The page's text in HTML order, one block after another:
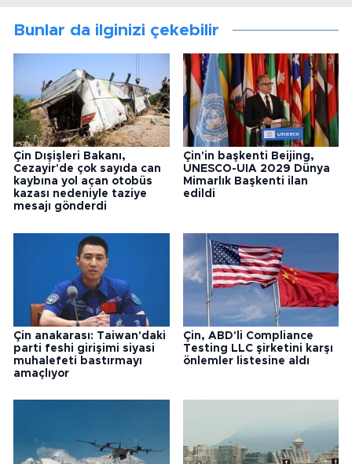
Bunlar da ilginizi çekebilir
Çin Dışişleri Bakanı,
Cezayir'de çok sayıda can
kaybına yol açan otobüs
kazası nedeniyle taziye
mesajı gönderdi
Çin'in başkenti Beijing,
UNESCO-UIA 2029 Dünya
Mimarlık Başkenti ilan
edildi
Çin anakarası: Taiwan'daki
parti feshi girişimi siyasi
muhalefeti bastırmayı
amaçlıyor
Çin, ABD'li Compliance
Testing LLC şirketini karşı
önlemler listesine aldı